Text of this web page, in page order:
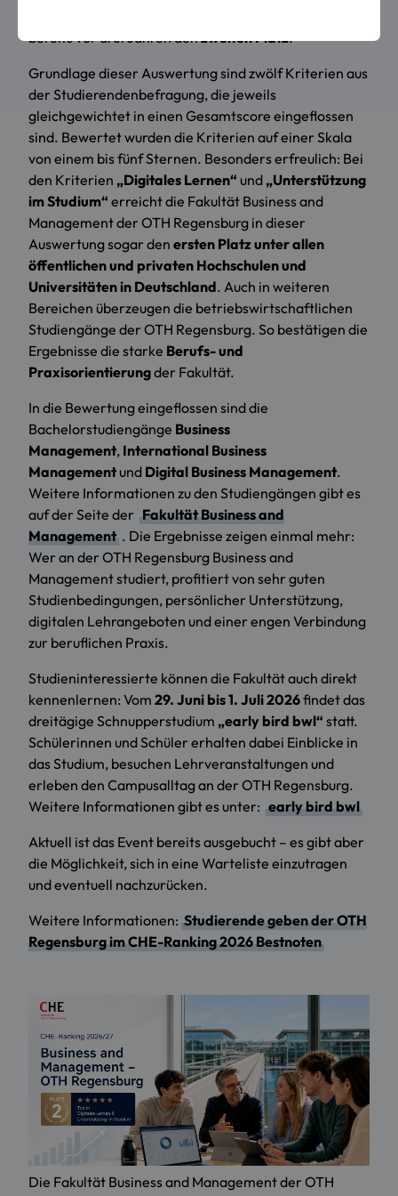
bereits vor drei Jahren denzweiten Platz.
Grundlage dieser Auswertung sind zwölf Kriterien aus
der Studierendenbefragung, die jeweils
gleichgewichtet in einen Gesamtscore eingeflossen
sind. Bewertet wurden die Kriterien auf einer Skala
von einem bis fünf Sternen. Besonders erfreulich: Bei
den Kriterien „Digitales Lernen“ und „Unterstützung
im Studium“ erreicht die Fakultät Business and
Management der OTH Regensburg in dieser
Auswertung sogar den ersten Platz unter allen
öffentlichen und privaten Hochschulen und
Universitäten in Deutschland. Auch in weiteren
Bereichen überzeugen die betriebswirtschaftlichen
Studiengänge der OTH Regensburg. So bestätigen die
Ergebnisse die starke Berufs- und
Praxisorientierungder Fakultät.
In die Bewertung eingeflossen sind die
Bachelorstudiengänge Business
Management, International Business
Managementund Digital Business Management.
Weitere Informationen zu den Studiengängen gibt es
auf der Seite der Fakultät Business and
Management . Die Ergebnisse zeigen einmal mehr:
Wer an der OTH Regensburg Business and
Management studiert, profitiert von sehr guten
Studienbedingungen, persönlicher Unterstützung,
digitalen Lehrangeboten und einer engen Verbindung
zur beruflichen Praxis.
Studieninteressierte können die Fakultät auch direkt
kennenlernen: Vom 29. Juni bis 1. Juli 2026findet das
dreitägige Schnupperstudium „early bird bwl“ statt.
Schülerinnen und Schüler erhalten dabei Einblicke in
das Studium, besuchen Lehrveranstaltungen und
erleben den Campusalltag an der OTH Regensburg.
Weitere Informationen gibt es unter: early bird bwl
Aktuell ist das Event bereits ausgebucht – es gibt aber
die Möglichkeit, sich in eine Warteliste einzutragen
und eventuell nachzurücken.
Weitere Informationen: Studierende geben der OTH
Regensburg im CHE-Ranking 2026 Bestnoten
Die Fakultät Business and Management der OTH